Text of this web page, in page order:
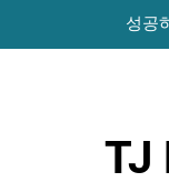
성공
TJ